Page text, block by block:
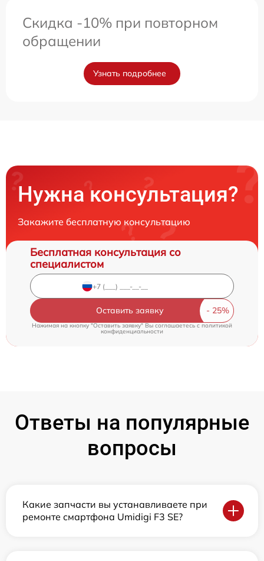
Скидка -10% при повторном
обращении
Узнать подробнее
Нужна консультация?
Закажите бесплатную консультацию
Бесплатная консультация со
специалистом
Оставить заявку
Нажимая на кнопку "Оставить заявку" Вы соглашаетесь c политикой
конфиденциальности
Ответы на популярные
вопросы
Какие запчасти вы устанавливаете при
ремонте смартфона Umidigi F3 SE?